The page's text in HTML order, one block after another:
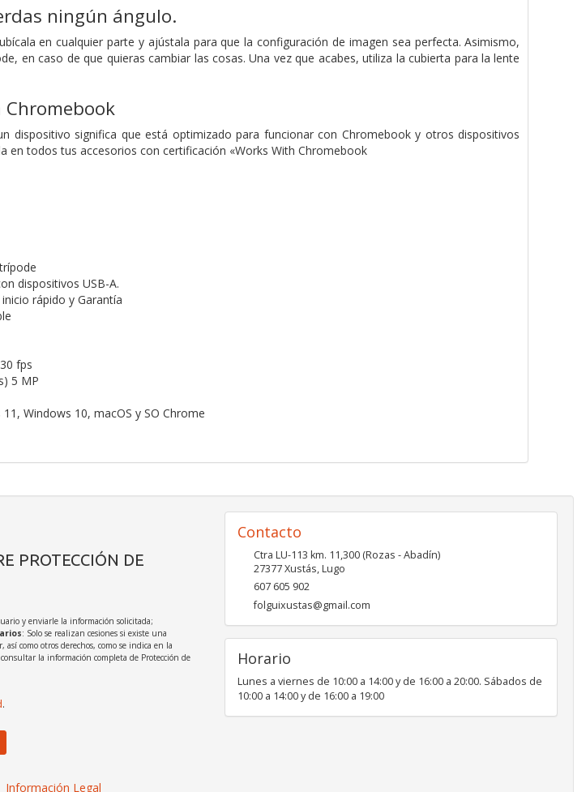
ningún ángulo.
en cualquier parte y ajústala para que la configuración de imagen sea perfecta. Asimismo,
en caso de que quieras cambiar las cosas. Una vez que acabes, utiliza la cubierta para la lente
dispositivo significa que está optimizado para funcionar con Chromebook y otros dispositivos
en todos tus accesorios con certificación «Works With Chromebook
dispositivos USB-A.
rápido y Garantía
fps
5 MP
Windows 10, macOS y SO Chrome
PROTECCIÓN DE
y enviarle la información solicitada;
: Solo se realizan cesiones si existe una
así como otros derechos, como se indica en la
la información completa de Protección de
.
Información Legal
Contacto
Ctra LU-113 km. 11,300 (Rozas - Abadín)
27377Xustás,Lugo
607 605 902
folguixustas@gmail.com
Horario
Lunes a viernes de 10:00 a 14:00 y de 16:00 a 20:00. Sábados de
10:00 a 14:00 y de 16:00 a 19:00